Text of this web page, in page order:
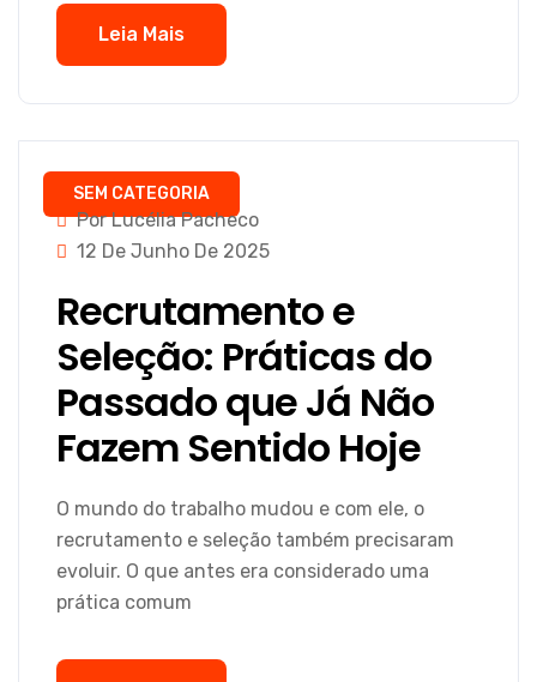
Leia Mais
SEM CATEGORIA
Por Lucélia Pacheco
12 De Junho De 2025
Recrutamento e
Seleção: Práticas do
Passado que Já Não
Fazem Sentido Hoje
O mundo do trabalho mudou e com ele, o
recrutamento e seleção também precisaram
evoluir. O que antes era considerado uma
prática comum